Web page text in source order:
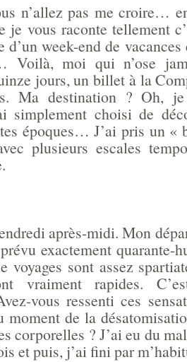
n’allez pas me croire…
je vous raconte tellement
d’un week-end de
Voilà, moi qui n’ose
jours, un billet à la
Ma destination ? Oh,
simplement choisi de
époques… J’ai pris un «
plusieurs escales
après-midi. Mon
exactement quarante-
voyages sont assez
vraiment rapides.
vous ressenti ces
moment de la
corporelles ? J’ai eu du
et puis, j’ai fini par